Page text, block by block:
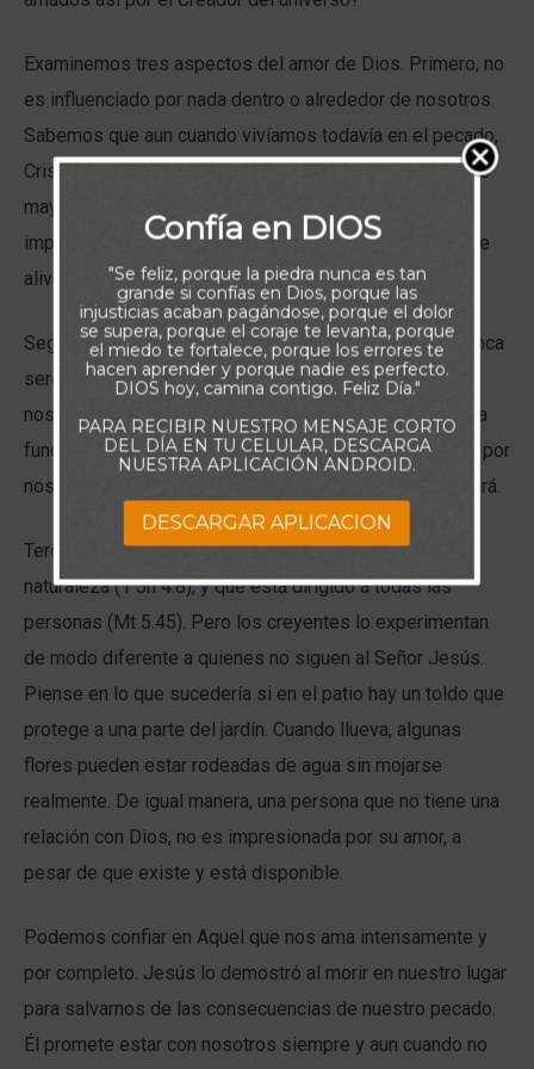
Examinemos tres aspectos del amor de Dios. Primero, no
es influenciado por nada dentro o alrededor de nosotros.
Sabemos que aun cuando vivíamos todavía en el pecado,
Cristo murió por nosotros (Ro 5.8); no hay sencillamente
mayor sacrificio que éste. Nada que hagamos podrá
impedir que Dios nos ame, y llegar a entender eso debe
aliviar la carga de nuestros hombros.
Segundo, el amor de Dios es eterno. Los creyentes nunca
seremos separados del mismo. De hecho, Efesios 1.4
nos dice que el Padre celestial nos escogió antes de la
fundación del mundo. Sabemos, por tanto, que su amor por
nosotros ha sido siempre una realidad, y siempre lo será.
Tercero, sabemos que el amor de Dios es parte de su
naturaleza (1 Jn 4.8), y que está dirigido a todas las
personas (Mt 5.45). Pero los creyentes lo experimentan
de modo diferente a quienes no siguen al Señor Jesús.
Piense en lo que sucedería si en el patio hay un toldo que
protege a una parte del jardín. Cuando llueva, algunas
flores pueden estar rodeadas de agua sin mojarse
realmente. De igual manera, una persona que no tiene una
relación con Dios, no es impresionada por su amor, a
pesar de que existe y está disponible.
Podemos confiar en Aquel que nos ama intensamente y
por completo. Jesús lo demostró al morir en nuestro lugar
para salvarnos de las consecuencias de nuestro pecado.
Él promete estar con nosotros siempre y aun cuando no
Confía en DIOS
"Se feliz, porque la piedra nunca es tan
grande si confías en Dios, porque las
injusticias acaban pagándose, porque el dolor
se supera, porque el coraje te levanta, porque
el miedo te fortalece, porque los errores te
hacen aprender y porque nadie es perfecto.
DIOS hoy, camina contigo. Feliz Día."
PARA RECIBIR NUESTRO MENSAJE CORTO
DEL DÍA EN TU CELULAR, DESCARGA
NUESTRA APLICACIÓN ANDROID.
DESCARGAR APLICACION